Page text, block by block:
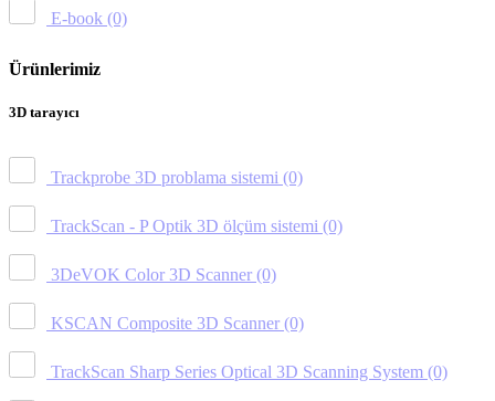
E-book (0)
Ürünlerimiz
3D tarayıcı
Trackprobe 3D problama sistemi (0)
TrackScan - P Optik 3D ölçüm sistemi (0)
3DeVOK Color 3D Scanner (0)
KSCAN Composite 3D Scanner (0)
TrackScan Sharp Series Optical 3D Scanning System (0)